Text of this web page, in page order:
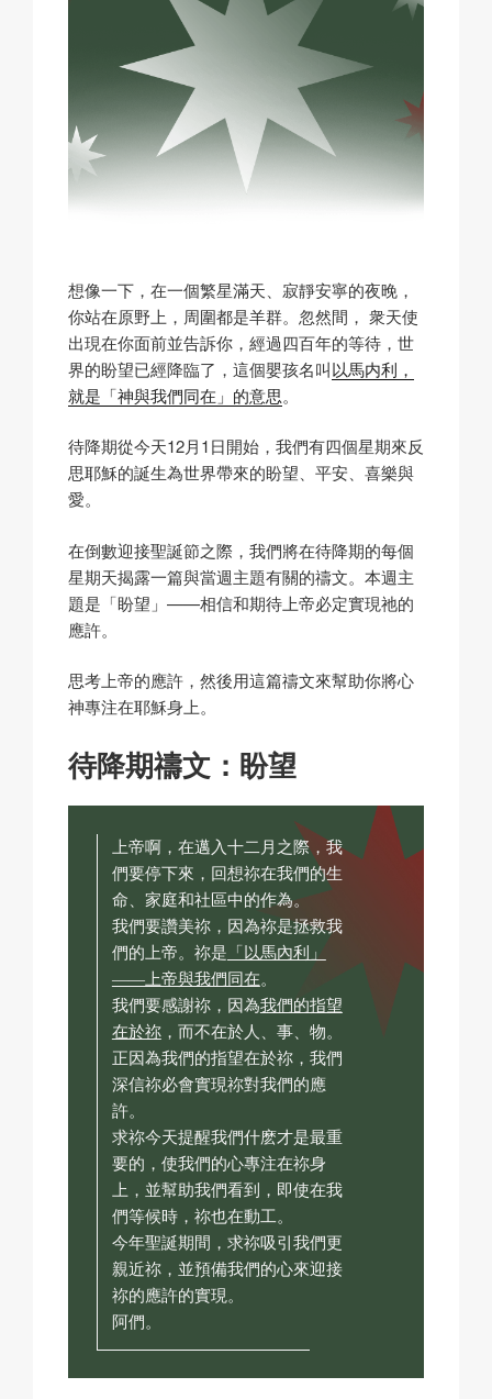
想像一下，在一個繁星滿天、寂靜安寧的夜晚，
你站在原野上，周圍都是羊群。忽然間， 衆天使
出現在你面前並告訴你，經過四百年的等待，世
界的盼望已經降臨了，這個嬰孩名叫以馬内利，
就是「神與我們同在」的意思。
待降期從今天12月1日開始，我們有四個星期來反
思耶穌的誕生為世界帶來的盼望、平安、喜樂與
愛。
在倒數迎接聖誕節之際，我們將在待降期的每個
星期天揭露一篇與當週主題有關的禱文。本週主
題是「盼望」——相信和期待上帝必定實現祂的
應許。
思考上帝的應許，然後用這篇禱文來幫助你將心
神專注在耶穌身上。
待降期禱文：盼望
上帝啊，在邁入十二月之際，我
們要停下來，回想祢在我們的生
命、家庭和社區中的作為。
我們要讚美祢，因為祢是拯救我
們的上帝。祢是 「以馬內利」
——上帝與我們同在。
我們要感謝祢，因為我們的指望
在於祢，而不在於人、事、物。
正因為我們的指望在於祢，我們
深信祢必會實現祢對我們的應
許。
求祢今天提醒我們什麽才是最重
要的，使我們的心專注在祢身
上，並幫助我們看到，即使在我
們等候時，祢也在動工。
今年聖誕期間，求祢吸引我們更
親近祢，並預備我們的心來迎接
祢的應許的實現。
阿們。